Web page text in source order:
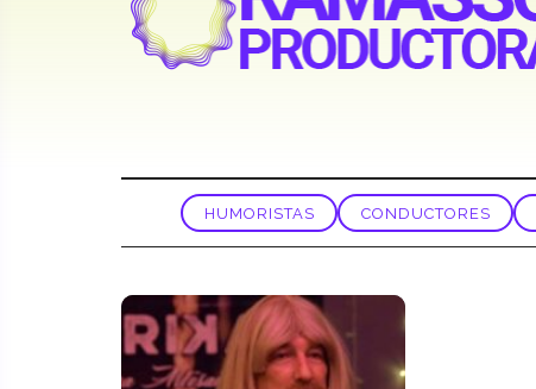
HUMORISTAS CONDUCTORES